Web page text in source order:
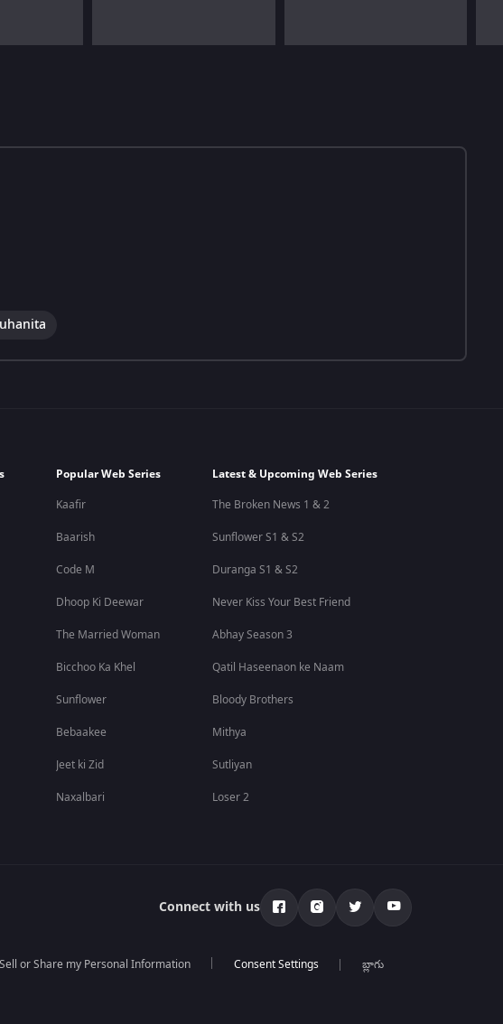
Popular Web Series
Kaafir
Baarish
Code M
Dhoop Ki Deewar
The Married Woman
Bicchoo Ka Khel
Sunflower
Bebaakee
Jeet ki Zid
Naxalbari
Latest & Upcoming Web Series
The Broken News 1 & 2
Sunflower S1 & S2
Duranga S1 & S2
Never Kiss Your Best Friend
Abhay Season 3
Qatil Haseenaon ke Naam
Bloody Brothers
Mithya
Sutliyan
Loser 2
Connect with us
or Share my Personal Information బ్లాగు